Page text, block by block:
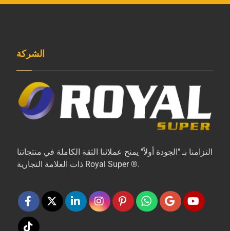
الشركة
التزامنا بـ "الجودة أولاً" يمنح عملائنا الثقة الكاملة في منتجاتنا
ذات العلامة التجارية Royal Super ®.